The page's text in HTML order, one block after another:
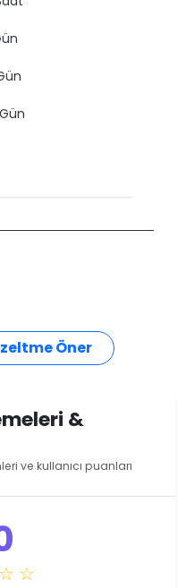
Öner
&
ve kullanıcı puanları
☆